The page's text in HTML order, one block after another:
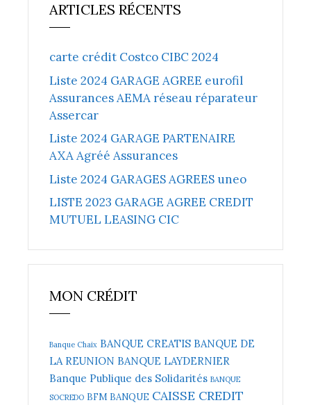
ARTICLES RÉCENTS
carte crédit Costco CIBC 2024
Liste 2024 GARAGE AGREE eurofil
Assurances AEMA réseau réparateur
Assercar
Liste 2024 GARAGE PARTENAIRE
AXA Agréé Assurances
Liste 2024 GARAGES AGREES uneo
LISTE 2023 GARAGE AGREE CREDIT
MUTUEL LEASING CIC
MON CRÉDIT
Banque Chaix BANQUE CREATIS BANQUE DE
LA REUNION BANQUE LAYDERNIER
Banque Publique des Solidarités BANQUE
SOCREDO BFM BANQUE CAISSE CREDIT